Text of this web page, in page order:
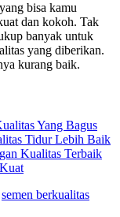
bisa kamu
dan kokoh. Tak
banyak untuk
yang diberikan.
kurang baik.
Yang Bagus
Tidur Lebih Baik
Kualitas Terbaik
semen berkualitas